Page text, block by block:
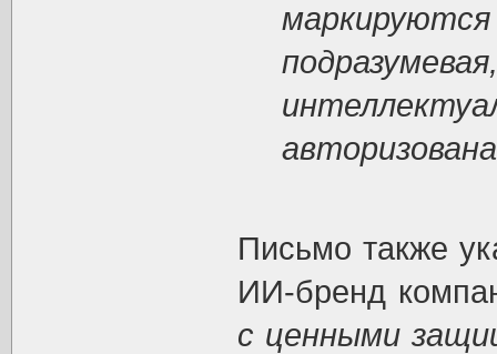
Письмо также
ИИ-бренд
с ценными